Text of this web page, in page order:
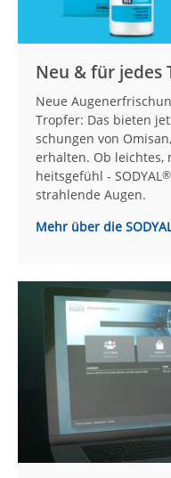
Neu & für jedes
Neue
Tropfer: Das bieten
schungen von
erhalten. Ob leichtes,
heits­gefühl - SODYAL ®
strahlende Augen.
Mehr über die